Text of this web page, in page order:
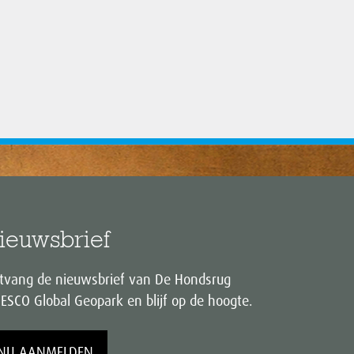
de nieuwsbrief van De Hondsrug
Global Geopark en blijf op de hoogte.